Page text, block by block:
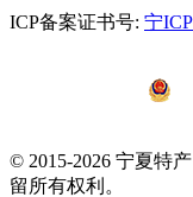
ICP备案证书号: 宁
© 2015-2026 宁夏特
留所有权利。